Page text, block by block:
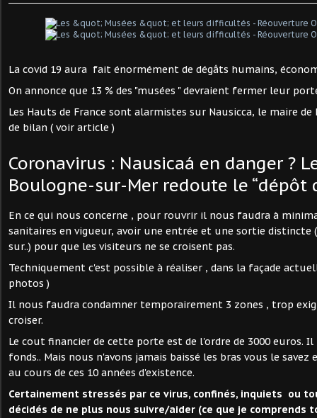
La covid 19 aura fait énormément de dégâts humains,
On annonce que 13 % des "musées " devraient fermer leur
Les Hauts de France sont alarmistes sur Nausicca, le maire
de bilan ( voir article )
Coronavirus : Nausicaá en danger ?
Boulogne-sur-Mer redoute le “dépôt
En ce qui nous concerne , pour rouvrir il nous faudra à
sanitaires en vigueur, avoir une entrée et une sortie distincte
sur..) pour que les visiteurs ne se croisent pas.
Techniquement c'est possible à réaliser , dans la façade
photos )
Il nous faudra condamner temporairement 3 zones , trop
croiser.
Le cout financier de cette porte est de l'ordre de 3000 euros.
fonds.. Mais nous n'avons jamais baissé les bras vous le
au cours de ces 10 années d'existence.
Certainement stressés par ce virus, confinés, inquiets ou
décidés de ne plus nous suivre/aider (ce que je comprends